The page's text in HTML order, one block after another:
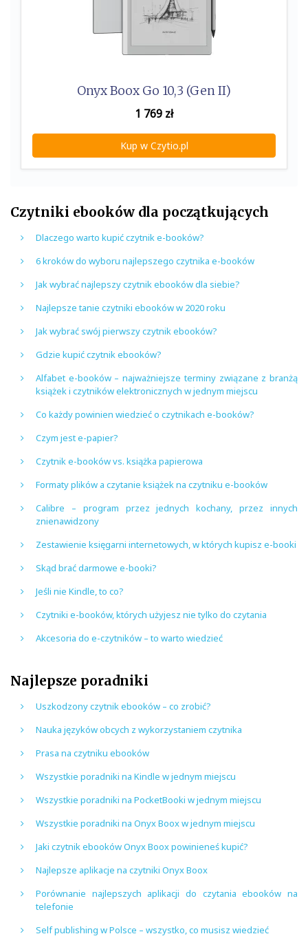
Onyx Boox Go 10,3 (Gen II)
1 769 zł
Kup w Czytio.pl
Czytniki ebooków dla początkujących
Dlaczego warto kupić czytnik e-booków?
6 kroków do wyboru najlepszego czytnika e-booków
Jak wybrać najlepszy czytnik ebooków dla siebie?
Najlepsze tanie czytniki ebooków w 2020 roku
Jak wybrać swój pierwszy czytnik ebooków?
Gdzie kupić czytnik ebooków?
Alfabet e-booków – najważniejsze terminy związane z branżą
książek i czytników elektronicznych w jednym miejscu
Co każdy powinien wiedzieć o czytnikach e-booków?
Czym jest e-papier?
Czytnik e-booków vs. książka papierowa
Formaty plików a czytanie książek na czytniku e-booków
Calibre – program przez jednych kochany, przez innych
znienawidzony
Zestawienie księgarni internetowych, w których kupisz e-booki
Skąd brać darmowe e-booki?
Jeśli nie Kindle, to co?
Czytniki e-booków, których użyjesz nie tylko do czytania
Akcesoria do e-czytników – to warto wiedzieć
Najlepsze poradniki
Uszkodzony czytnik ebooków – co zrobić?
Nauka języków obcych z wykorzystaniem czytnika
Prasa na czytniku ebooków
Wszystkie poradniki na Kindle w jednym miejscu
Wszystkie poradniki na PocketBooki w jednym miejscu
Wszystkie poradniki na Onyx Boox w jednym miejscu
Jaki czytnik ebooków Onyx Boox powinieneś kupić?
Najlepsze aplikacje na czytniki Onyx Boox
Porównanie najlepszych aplikacji do czytania ebooków na
telefonie
Self publishing w Polsce – wszystko, co musisz wiedzieć